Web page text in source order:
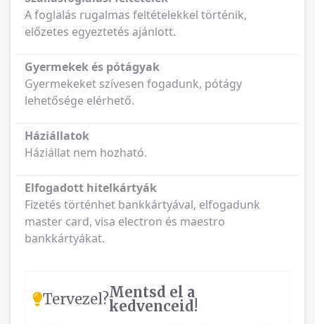
A foglalás rugalmas feltételekkel történik,
előzetes egyeztetés ajánlott.
Gyermekek és pótágyak
Gyermekeket szívesen fogadunk, pótágy
lehetősége elérhető.
Háziállatok
Háziállat nem hozható.
Elfogadott hitelkártyák
Fizetés történhet bankkártyával, elfogadunk
master card, visa electron és maestro
bankkártyákat.
Tervezel?Mentsd el a
kedvenceid!